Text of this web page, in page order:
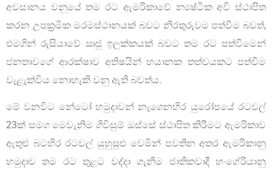
අවසානය වනුයේ තම රට ඇමරිකාවේ න්‍යෂ්ටික අවි ස්ථාපිත
කරන උපක්‍රමික මරමස්ථානයක් බවට නිරතුරුවම පත්වීම බවත්,
එමගින් රුසියාවේ ඍජු ඉලක්කයක් බවට තම රට පත්වීමෙන්
ජනතාවගේ ආරක්ෂාව අතිෂයින් භයානක තත්වයකට පත්වීම
වැළැක්විය නොහැකි වනු ඇති බවත්ය.
මේ වනවිට නේටෝ හමුදාවන් නැගෙනහිර යුරෝපයේ රටවල්
23ක් සමග මෙවැනිම ගිවිසුම් ඔස්සේ ස්ථාපිත කිරීමට ඇමරිකාව
ඇතුළු බටහිර රටවල් යුහුසුළු වෙමින් පවතින අතර ඇමරිකානු
හමුදාව තම රට තුළට වද්දා ගැනීම ජාතිකවාදී හංගේරියානු